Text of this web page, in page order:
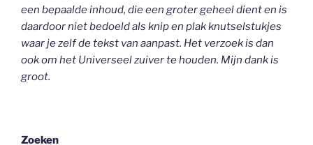
een bepaalde inhoud, die een groter geheel dient en is
daardoor niet bedoeld als knip en plak knutselstukjes
waar je zelf de tekst van aanpast. Het verzoek is dan
ook om het Universeel zuiver te houden. Mijn dank is
groot.
Zoeken